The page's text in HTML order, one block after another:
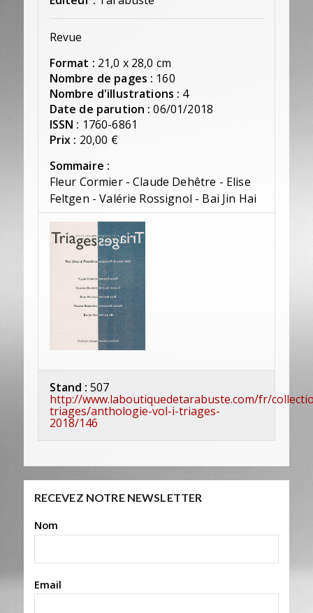
Revue
Format : 21,0 x 28,0 cm
Nombre de pages : 160
Nombre d'illustrations : 4
Date de parution : 06/01/2018
ISSN : 1760-6861
Prix : 20,00 €
Sommaire :
Fleur Cormier - Claude Dehêtre - Elise
Feltgen - Valérie Rossignol - Bai Jin Hai
Stand : 507
http://www.laboutiquedetarabuste.com/fr/
triages/anthologie-vol-i-triages-
2018/146
RECEVEZ NOTRE NEWSLETTER
Nom
Email